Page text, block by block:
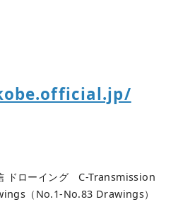
ドローイング C-Transmission
（No.1-No.83 Drawings）